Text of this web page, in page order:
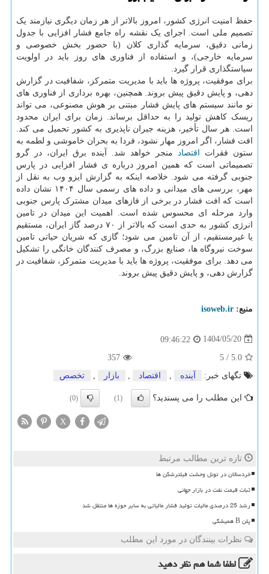
حفظ امنیت انرژی کشور، امروز بالاتر از هر زمان دیگری نیازمند یک
تصمیم ملی است. اجرای یک نقشه راه جامع فشار افزایی با جدول
زمانی دقیق، سرمایه گذاری کلان (با حضور بخش خصوصی و
سرمایه خارجی)، و استفاده از فناوری های روز باید در اولویت
سیاستگذاری قرار گیرد.
برای موفقیت، پروژه ها باید با مدیریت متمرکز، شفافیت در گزارش
دهی، و پایش دقیق پیش بروند. همچنین، بهره برداری از فناوری های
نو مانند سیستم های پایش فشار مبتنی بر هوش مصنوعی، می تواند
ریسک کاهش تولید را به حداقل برساند. زمان برای ایران محدود
است. هر سال تأخیر، هزینه جبران ناپذیری به کشور تحمیل می کند.
افت فشار، اگر امروز مهار نشود، فردا به بحران خاموشی و لطمه به
ستون فقرات
اقتصاد منجر خواهد شد. آینده برق ایران، در گرو
تصمیماتی است که همین امروز درباره ی فشار افزایی در پارس
جنوبی گرفته می شود. خلاصه اینکه به گزارش ایزو وب به نقل از
مهر، بررسی های میدانی و داده های رسمی سال ۱۴۰۴ نشان داده
است که افت فشار در برخی از فازهای میدان مشترک پارس جنوبی
وارد مرحله ای محسوس شده است. اهمیت این میدان در تامین
انرژی کشور به حدی است که بالاتر از ۷۰ درصد گاز ایران، مستقیم
یا غیرمستقیم، از آن تامین می شود؛ گازی که شریان حیاتی تامین
سوخت نیروگاه ها، صنایع بزرگ، و مصرف کنندگان خانگی را تشکیل
می دهد. برای موفقیت، پروژه ها باید با مدیریت متمرکز، شفافیت در
گزارش دهی، و پایش دقیق پیش بروند.
منبع: isoweb.ir
1404/05/20
09:46:22
5.0
/
5
357
تگهای خبر:
آینده , اقتصاد , بازار , تخصص
این مطلب را می پسندید؟ (1)
(0)
X
تازه ترین مطالب مرتبط
خردسالان در تونل وحشت فیلترشکن ها
ثبات قیمت نفت در بازار جهانی
رشد 25 درصدی مالیات تولید فشار مالیاتی به سایر حوزه ها منتقل شد
پلن B همیشگی
نظرات بینندگان در مورد این مطلب
لطفا شما همنظر دهید